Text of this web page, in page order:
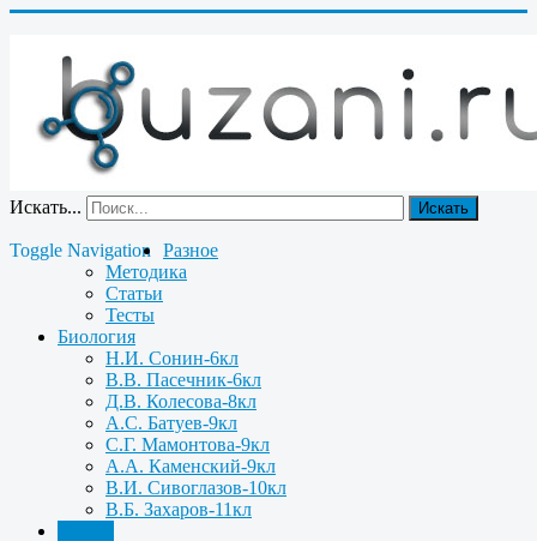
Искать... Искать
Toggle Navigation
Разное
Методика
Статьи
Тесты
Биология
Н.И. Сонин-6кл
В.В. Пасечник-6кл
Д.В. Колесова-8кл
А.С. Батуев-9кл
С.Г. Мамонтова-9кл
А.А. Каменский-9кл
В.И. Сивоглазов-10кл
В.Б. Захаров-11кл